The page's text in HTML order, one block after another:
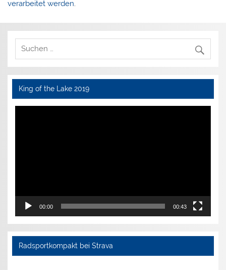
verarbeitet werden.
King of the Lake 2019
Video-
00:00 00:43
Radsportkompakt bei Strava